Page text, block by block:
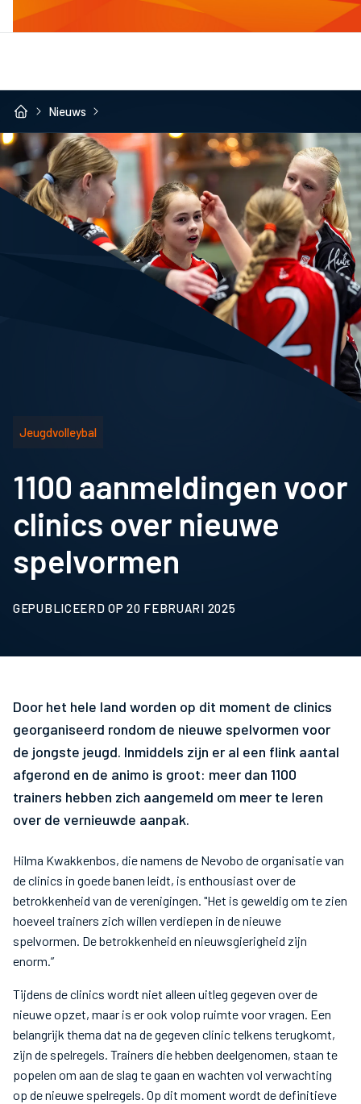
Nieuws
Jeugdvolleybal
1100 aanmeldingen voor
clinics over nieuwe
spelvormen
GEPUBLICEERD OP 20 FEBRUARI 2025
Door het hele land worden op dit moment de clinics
georganiseerd rondom de nieuwe spelvormen voor
de jongste jeugd. Inmiddels zijn er al een flink aantal
afgerond en de animo is groot: meer dan 1100
trainers hebben zich aangemeld om meer te leren
over de vernieuwde aanpak.
Hilma Kwakkenbos, die namens de Nevobo de organisatie van
de clinics in goede banen leidt, is enthousiast over de
betrokkenheid van de verenigingen. "Het is geweldig om te zien
hoeveel trainers zich willen verdiepen in de nieuwe
spelvormen. De betrokkenheid en nieuwsgierigheid zijn
enorm.”
Tijdens de clinics wordt niet alleen uitleg gegeven over de
nieuwe opzet, maar is er ook volop ruimte voor vragen. Een
belangrijk thema dat na de gegeven clinic telkens terugkomt,
zijn de spelregels. Trainers die hebben deelgenomen, staan te
popelen om aan de slag te gaan en wachten vol verwachting
op de nieuwe spelregels. Op dit moment wordt de definitieve